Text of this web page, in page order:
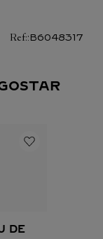
:B6048317
DE